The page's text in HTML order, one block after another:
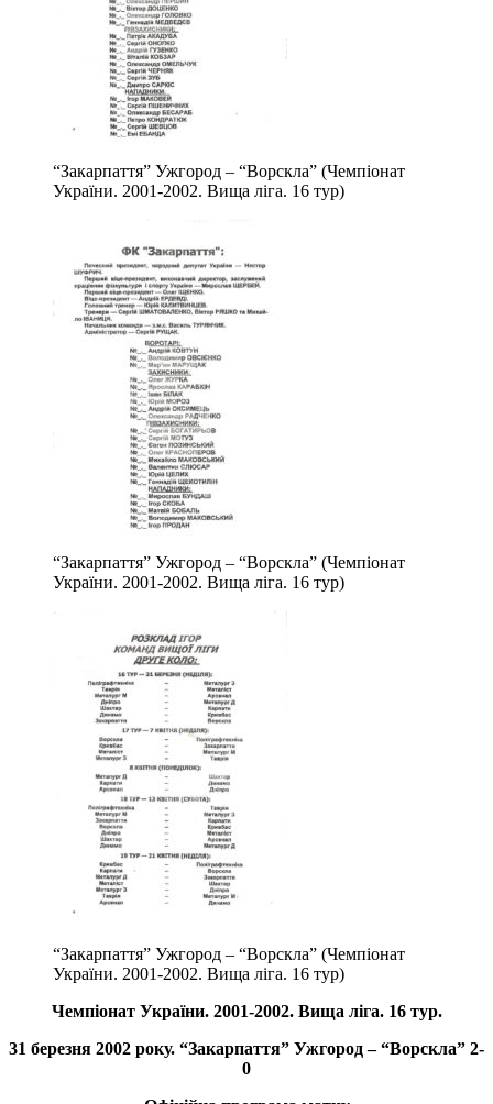
“Закарпаття” Ужгород – “Ворскла” (Чемпіонат
України. 2001-2002. Вища ліга. 16 тур)
“Закарпаття” Ужгород – “Ворскла” (Чемпіонат
України. 2001-2002. Вища ліга. 16 тур)
“Закарпаття” Ужгород – “Ворскла” (Чемпіонат
України. 2001-2002. Вища ліга. 16 тур)
Чемпіонат України. 2001-2002. Вища ліга. 16 тур.
31 березня 2002 року. “Закарпаття” Ужгород – “Ворскла” 2-
0